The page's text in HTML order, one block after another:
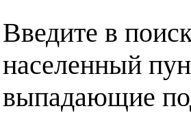
Введите в
населенный
выпадающие